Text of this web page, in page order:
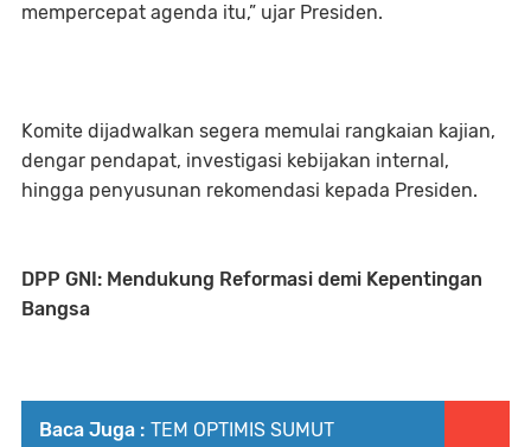
mempercepat agenda itu,” ujar Presiden.
Komite dijadwalkan segera memulai rangkaian kajian,
dengar pendapat, investigasi kebijakan internal,
hingga penyusunan rekomendasi kepada Presiden.
DPP GNI: Mendukung Reformasi demi Kepentingan
Bangsa
Baca Juga : TEM OPTIMIS SUMUT